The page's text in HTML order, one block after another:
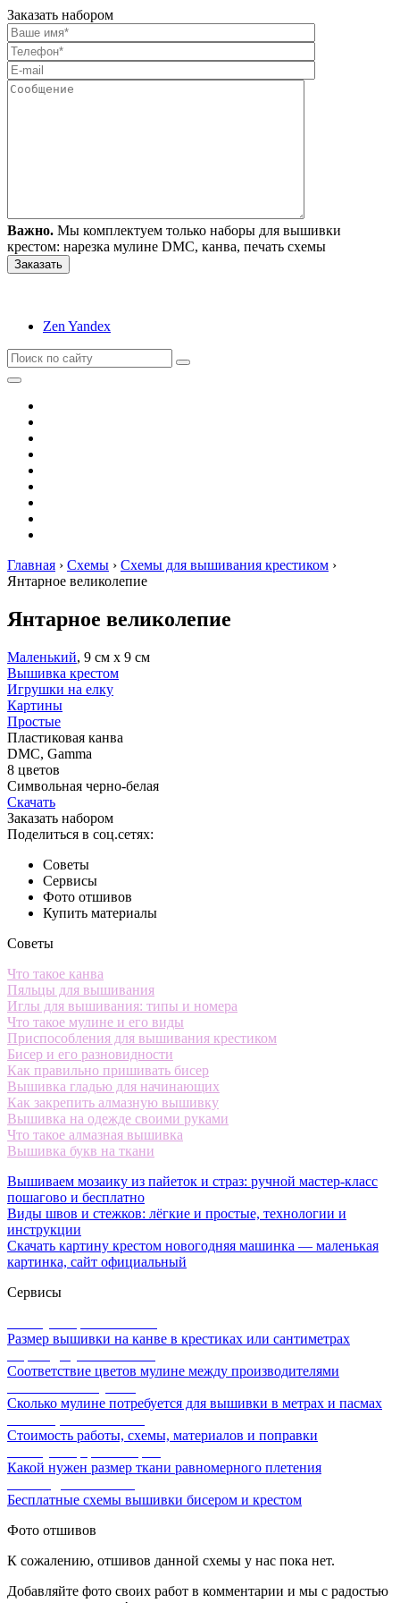
Заказать набором
Важно. Мы комплектуем только наборы для вышивки
крестом: нарезка мулине DMC, канва, печать схемы
Zen Yandex
Главная › Схемы › Схемы для вышивания крестиком ›
Янтарное великолепие
Янтарное великолепие
Маленький, 9 см х 9 см
Вышивка крестом
Игрушки на елку
Картины
Простые
Пластиковая канва
DMC, Gamma
8 цветов
Символьная черно-белая
Скачать
Заказать набором
Поделиться в соц.сетях:
Советы
Сервисы
Фото отшивов
Купить материалы
Советы
Что такое канва
Пяльцы для вышивания
Иглы для вышивания: типы и номера
Что такое мулине и его виды
Приспособления для вышивания крестиком
Бисер и его разновидности
Как правильно пришивать бисер
Вышивка гладью для начинающих
Как закрепить алмазную вышивку
Вышивка на одежде своими руками
Что такое алмазная вышивка
Вышивка букв на ткани
Вышиваем мозаику из пайеток и страз: ручной мастер-класс
пошагово и бесплатно
Виды швов и стежков: лёгкие и простые, технологии и
инструкции
Скачать картину крестом новогодняя машинка — маленькая
картинка, сайт официальный
Сервисы
Размер вышивки на канве в крестиках или сантиметрах
Соответствие цветов мулине между производителями
Сколько мулине потребуется для вышивки в метрах и пасмах
Стоимость работы, схемы, материалов и поправки
Какой нужен размер ткани равномерного плетения
Бесплатные схемы вышивки бисером и крестом
Фото отшивов
К сожалению, отшивов данной схемы у нас пока нет.
Добавляйте фото своих работ в комментарии и мы с радостью